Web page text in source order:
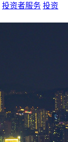
投资者服务 投资